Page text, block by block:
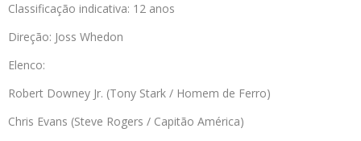
Classificação indicativa: 12 anos
Direção: Joss Whedon
Elenco:
Robert Downey Jr. (Tony Stark / Homem de Ferro)
Chris Evans (Steve Rogers / Capitão América)